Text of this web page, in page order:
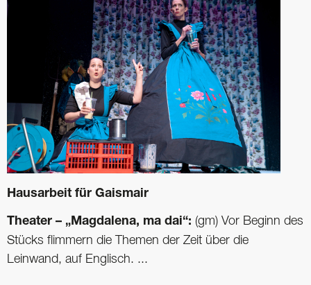
Hausarbeit für Gaismair
Theater – „Magdalena, ma dai“: (gm) Vor Beginn des
Stücks flimmern die Themen der Zeit über die
Leinwand, auf Englisch. ...